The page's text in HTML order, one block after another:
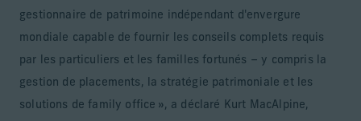
gestionnaire de patrimoine indépendant d'envergure
mondiale capable de fournir les conseils complets requis
par les particuliers et les familles fortunés – y compris la
gestion de placements, la stratégie patrimoniale et les
solutions de family office », a déclaré Kurt MacAlpine,